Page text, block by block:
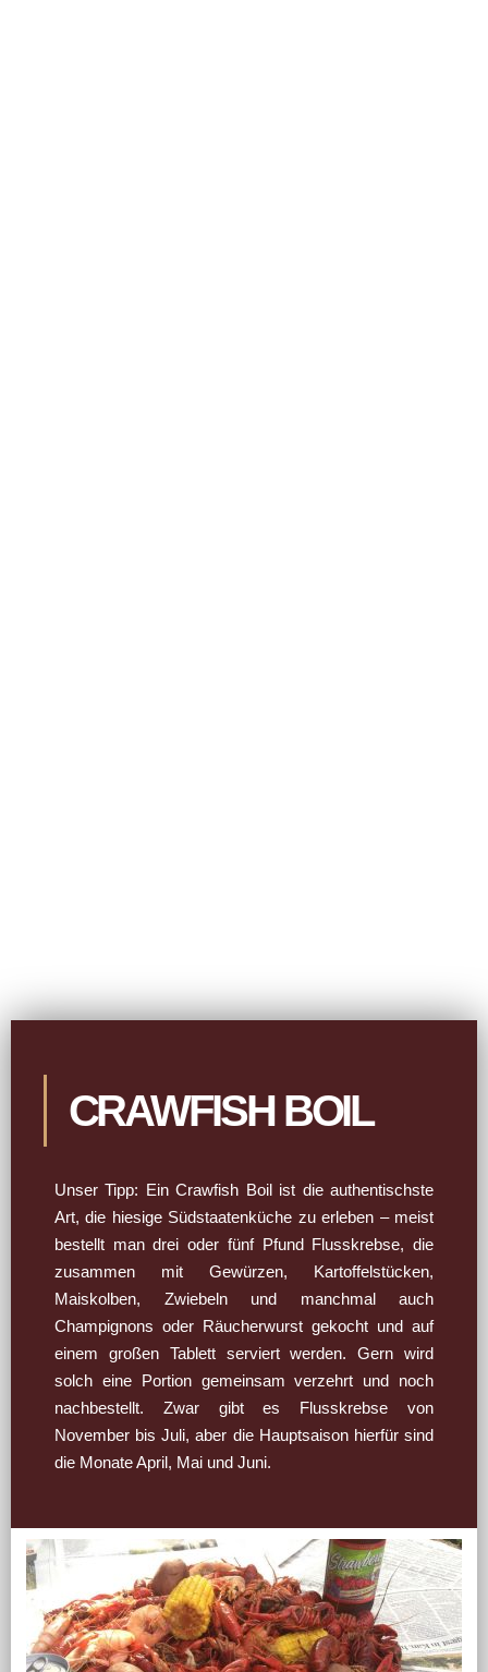
CRAWFISH BOIL
Unser Tipp: Ein Crawfish Boil ist die authentischste
Art, die hiesige Südstaatenküche zu erleben – meist
bestellt man drei oder fünf Pfund Flusskrebse, die
zusammen mit Gewürzen, Kartoffelstücken,
Maiskolben, Zwiebeln und manchmal auch
Champignons oder Räucherwurst gekocht und auf
einem großen Tablett serviert werden. Gern wird
solch eine Portion gemeinsam verzehrt und noch
nachbestellt. Zwar gibt es Flusskrebse von
November bis Juli, aber die Hauptsaison hierfür sind
die Monate April, Mai und Juni.